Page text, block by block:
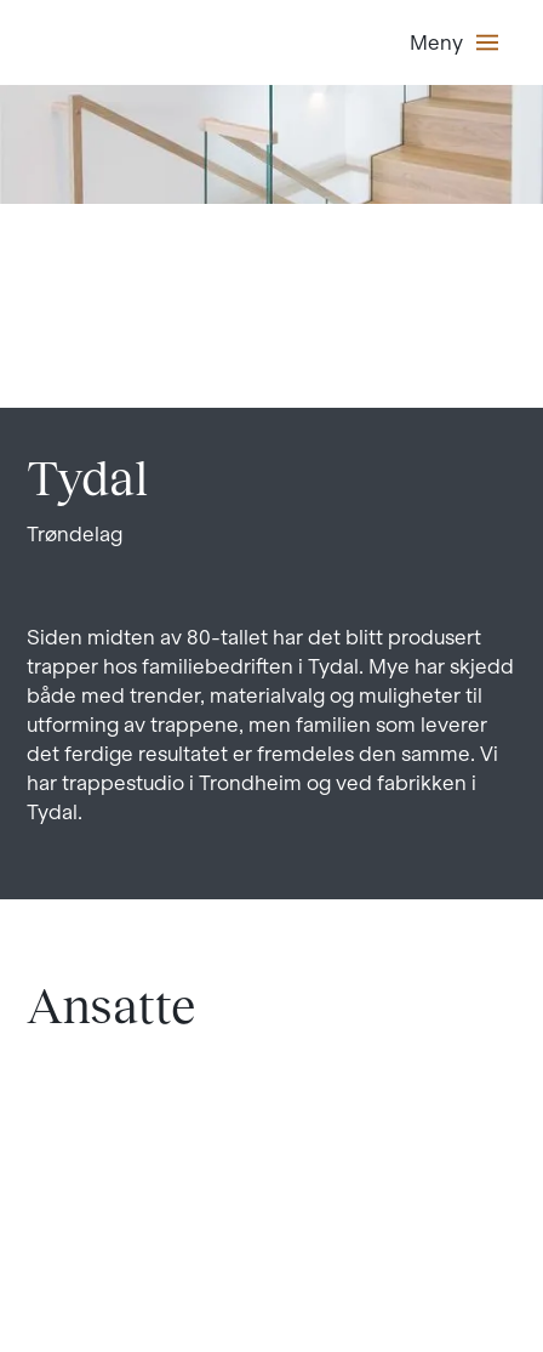
Meny
Tydal
Trøndelag
Siden midten av 80-tallet har det blitt produsert
trapper hos familiebedriften i Tydal. Mye har skjedd
både med trender, materialvalg og muligheter til
utforming av trappene, men familien som leverer
det ferdige resultatet er fremdeles den samme. Vi
har trappestudio i Trondheim og ved fabrikken i
Tydal.
Ansatte